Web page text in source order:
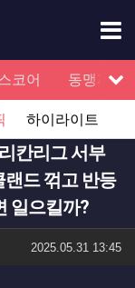
코어
동맹제휴
하이라이트
칸리그 서부
드 꺾고 반등
일으킬까?
작성일
2025.05.31 13:45